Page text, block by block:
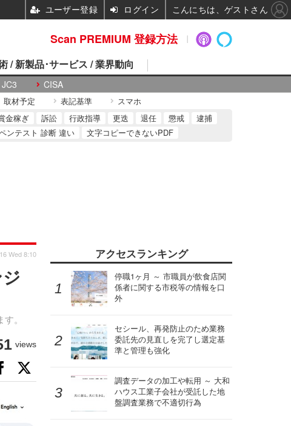
JC3 CISA
/ 新製品･サービス / 業界動向
取材予定 表記基準 スマホ
金稼ぎ 訴訟 行政指導 更迭 退任 懲戒
逮捕
ンテスト 診断 違い 文字コピーできないPDF
。
Wed 8:10
views
アクセスランキング
停職1ヶ月 ～ 市職員が飲食店関
係者に関する市税等の情報を口
外
セシール、再発防止のため業務
委託先の見直しを完了し選定基
準と管理も強化
調査データの加工や転用 ～ 大和
ハウス工業子会社が受託した地
盤調査業務で不適切行為
Scan PREMIUM 登録方法
ユーザー登録 ログイン こんにちは、ゲストさん